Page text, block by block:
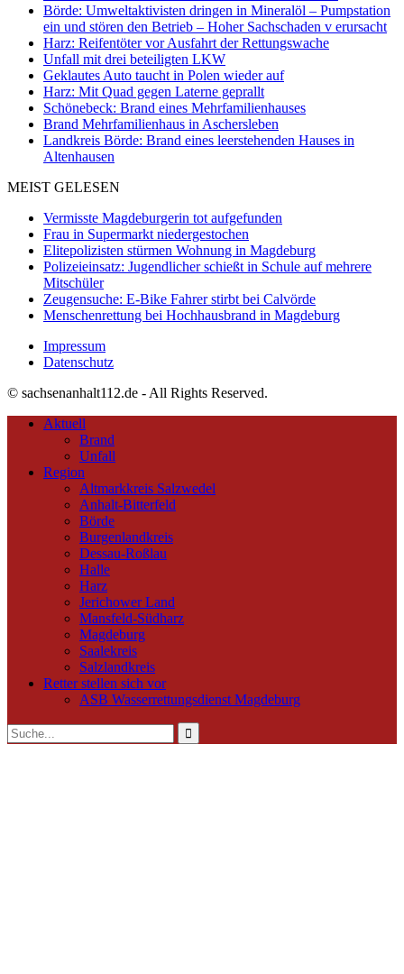
Börde: Umweltaktivisten dringen in Mineralöl – Pumpstation
ein und stören den Betrieb – Hoher Sachschaden v erursacht
Harz: Reifentöter vor Ausfahrt der Rettungswache
Unfall mit drei beteiligten LKW
Geklautes Auto taucht in Polen wieder auf
Harz: Mit Quad gegen Laterne geprallt
Schönebeck: Brand eines Mehrfamilienhauses
Brand Mehrfamilienhaus in Aschersleben
Landkreis Börde: Brand eines leerstehenden Hauses in
Altenhausen
MEIST GELESEN
Vermisste Magdeburgerin tot aufgefunden
Frau in Supermarkt niedergestochen
Elitepolizisten stürmen Wohnung in Magdeburg
Polizeieinsatz: Jugendlicher schießt in Schule auf mehrere
Mitschüler
Zeugensuche: E-Bike Fahrer stirbt bei Calvörde
Menschenrettung bei Hochhausbrand in Magdeburg
Impressum
Datenschutz
© sachsenanhalt112.de - All Rights Reserved.
Aktuell
Brand
Unfall
Region
Altmarkkreis Salzwedel
Anhalt-Bitterfeld
Börde
Burgenlandkreis
Dessau-Roßlau
Halle
Harz
Jerichower Land
Mansfeld-Südharz
Magdeburg
Saalekreis
Salzlandkreis
Retter stellen sich vor
ASB Wasserrettungsdienst Magdeburg